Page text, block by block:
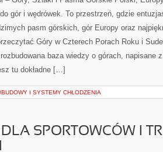
do gór i wędrówek. To przestrzeń, gdzie
pasm górskich, gór Europy oraz
Góry w Czterech Porach Roku i
baza wiedzy o górach, napisane
tu dokładne […]
I SYSTEMY CHŁODZENIA
DLA SPORTOWCÓW I